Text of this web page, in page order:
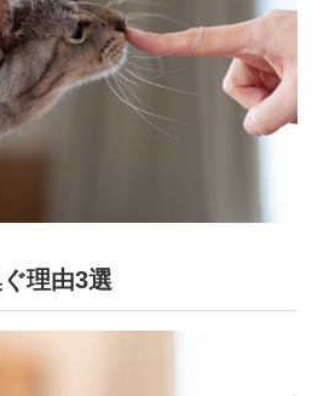
理由3選